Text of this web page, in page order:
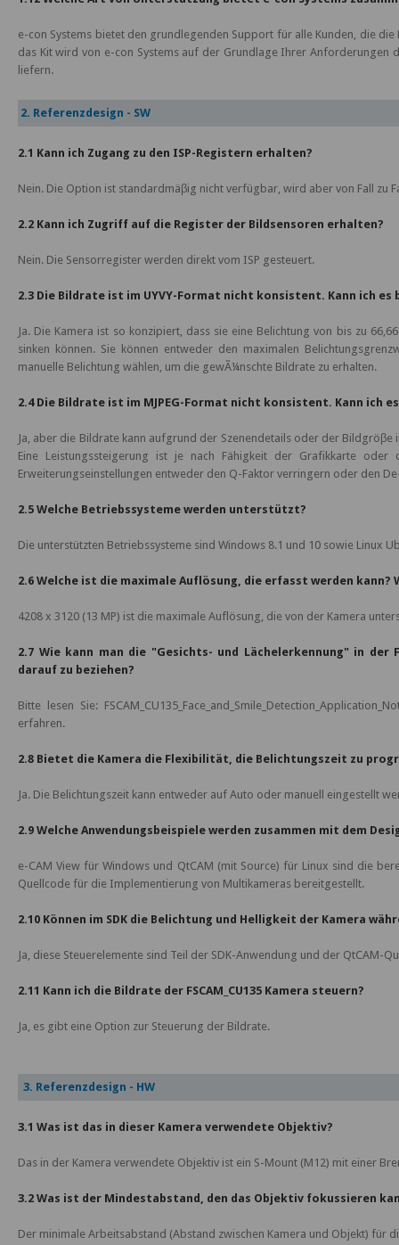
e-con Systems bietet den grundlegenden Support für alle Kunden, die
das Kit wird von e-con Systems auf der Grundlage Ihrer Anforderungen
liefern.
2. Referenzdesign - SW
2.1 Kann ich Zugang zu den ISP-Registern erhalten?
Nein. Die Option ist standardmäβig nicht verfügbar, wird aber von Fall zu
2.2 Kann ich Zugriff auf die Register der Bildsensoren erhalten?
Nein. Die Sensorregister werden direkt vom ISP gesteuert.
2.3 Die Bildrate ist im UYVY-Format nicht konsistent. Kann ich es
Ja. Die Kamera ist so konzipiert, dass sie eine Belichtung von bis zu
sinken können. Sie können entweder den maximalen
manuelle Belichtung wählen, um die gewÃ¼nschte Bildrate zu erhalten.
2.4 Die Bildrate ist im MJPEG-Format nicht konsistent. Kann ich
Ja, aber die Bildrate kann aufgrund der Szenendetails oder der
Eine Leistungssteigerung ist je nach Fähigkeit der Grafikkarte
Erweiterungseinstellungen entweder den Q-Faktor verringern oder den
2.5 Welche Betriebssysteme werden unterstützt?
Die unterstützten Betriebssysteme sind Windows 8.1 und 10 sowie Linux
2.6 Welche ist die maximale Auflösung, die erfasst werden
4208 x 3120 (13 MP) ist die maximale Auflösung, die von der Kamera
2.7 Wie kann man die "Gesichts- und Lächelerkennung" in der
darauf zu beziehen?
Bitte lesen Sie:
erfahren.
2.8 Bietet die Kamera die Flexibilität, die Belichtungszeit zu
Ja. Die Belichtungszeit kann entweder auf Auto oder manuell eingestellt
2.9 Welche Anwendungsbeispiele werden zusammen mit dem
e-CAM View für Windows und QtCAM (mit Source) für Linux sind die
Quellcode für die Implementierung von Multikameras bereitgestellt.
2.10 Können im SDK die Belichtung und Helligkeit der Kamera
Ja, diese Steuerelemente sind Teil der SDK-Anwendung und der QtCAM-
2.11 Kann ich die Bildrate der FSCAM_CU135 Kamera steuern?
Ja, es gibt eine Option zur Steuerung der Bildrate.
3. Referenzdesign - HW
3.1 Was ist das in dieser Kamera verwendete Objektiv?
Das in der Kamera verwendete Objektiv ist ein S-Mount (M12) mit einer
3.2 Was ist der Mindestabstand, den das Objektiv fokussieren
Der minimale Arbeitsabstand (Abstand zwischen Kamera und Objekt) für